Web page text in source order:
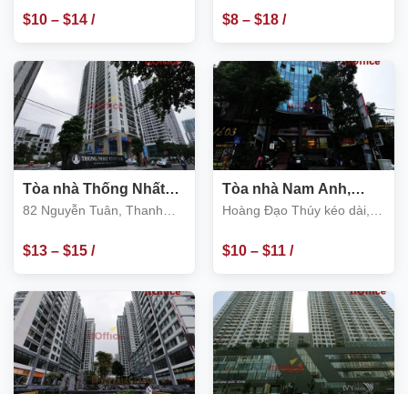
$10– $14/
m2
$8– $18/
m2
Tòa nhà Thống Nhất
Complex, số 82
82 Nguyễn Tuân, Thanh
$13– $15/
m2
Tòa nhà Nam Anh,
Hoàng Đạo Thúy kéo
Hoàng Đạo Thúy kéo dài,
$10– $11/
m2